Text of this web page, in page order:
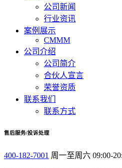
公司新闻
行业资讯
案例展示
CMMM
公司介绍
公司简介
合伙人宣言
荣誉资质
联系我们
联系方式
售后服务/投诉处理
400-182-7001 周一至周六 09:00-